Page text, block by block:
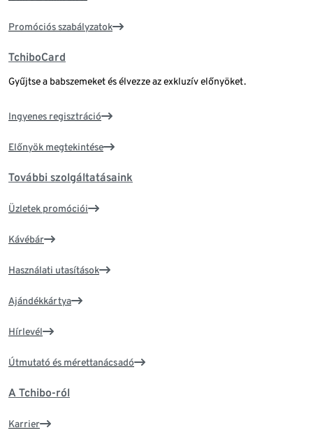
Promóciós szabályzatok
TchiboCard
Gyűjtse a babszemeket és élvezze az exkluzív előnyöket.
Ingyenes regisztráció
Előnyök megtekintése
További szolgáltatásaink
Üzletek promóciói
Kávébár
Használati utasítások
Ajándékkártya
Hírlevél
Útmutató és mérettanácsadó
A Tchibo-ról
Karrier